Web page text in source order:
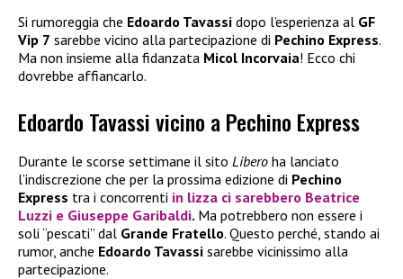
Si rumoreggia che Edoardo Tavassi dopo l’esperienza al GF
Vip 7 sarebbe vicino alla partecipazione di Pechino Express.
Ma non insieme alla fidanzata Micol Incorvaia! Ecco chi
dovrebbe affiancarlo.
Edoardo Tavassi vicino a Pechino Express
Durante le scorse settimane il sito Libero ha lanciato
l’indiscrezione che per la prossima edizione di Pechino
Express tra i concorrenti in lizza ci sarebbero Beatrice
Luzzi e Giuseppe Garibaldi. Ma potrebbero non essere i
soli “pescati” dal Grande Fratello. Questo perché, stando ai
rumor, anche Edoardo Tavassi sarebbe vicinissimo alla
partecipazione.